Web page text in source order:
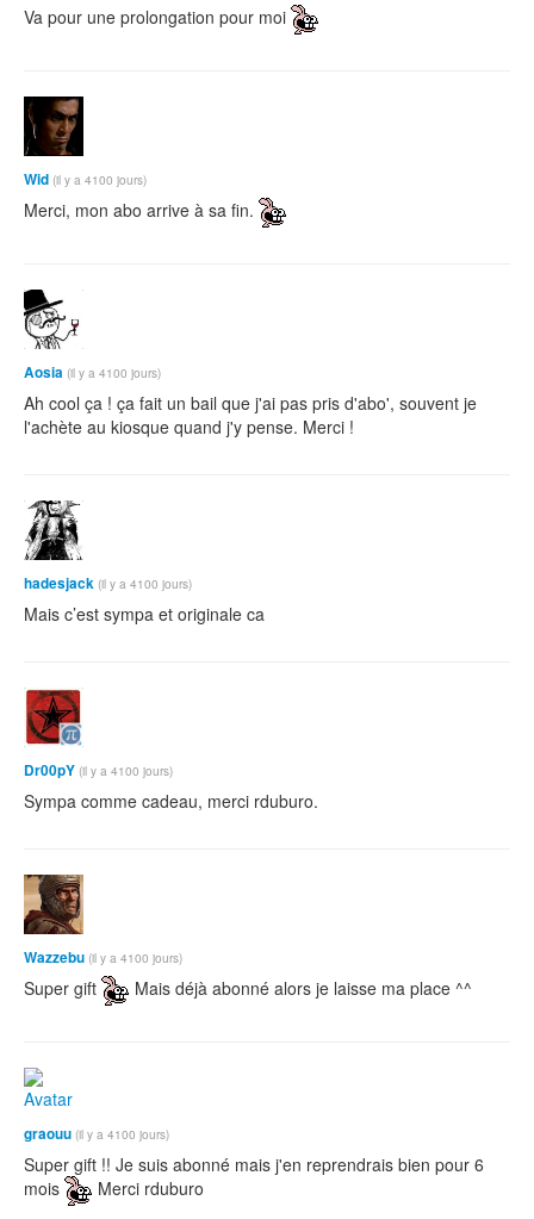
Va pour une prolongation pour moi
Wid (il y a 4100 jours)
Merci, mon abo arrive à sa fin.
Aosia (il y a 4100 jours)
Ah cool ça ! ça fait un bail que j'ai pas pris d'abo', souvent je
l'achète au kiosque quand j'y pense. Merci !
hadesjack (il y a 4100 jours)
Mais c’est sympa et originale ca
Dr00pY (il y a 4100 jours)
Sympa comme cadeau, merci rduburo.
Wazzebu (il y a 4100 jours)
Super gift Mais déjà abonné alors je laisse ma place ^^
graouu (il y a 4100 jours)
Super gift !! Je suis abonné mais j'en reprendrais bien pour 6
mois
Merci rduburo